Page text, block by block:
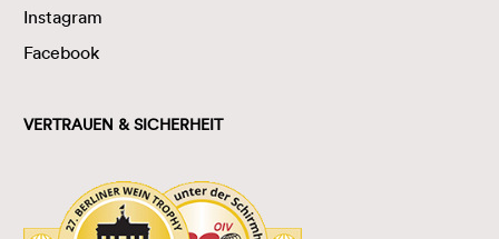
Instagram
Facebook
VERTRAUEN & SICHERHEIT